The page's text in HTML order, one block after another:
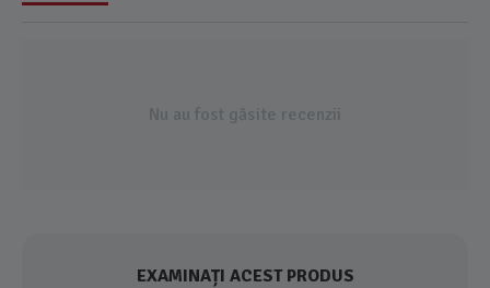
Nu au fost găsite recenzii
EXAMINAȚI ACEST PRODUS